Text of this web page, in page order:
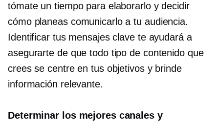
tómate un tiempo para elaborarlo y decidir
cómo planeas comunicarlo a tu audiencia.
Identificar tus mensajes clave te ayudará a
asegurarte de que todo tipo de contenido que
crees se centre en tus objetivos y brinde
información relevante.
Determinar los mejores canales y